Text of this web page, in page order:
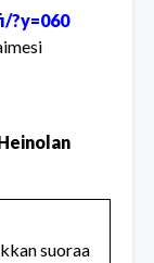
?y=060
suoraa